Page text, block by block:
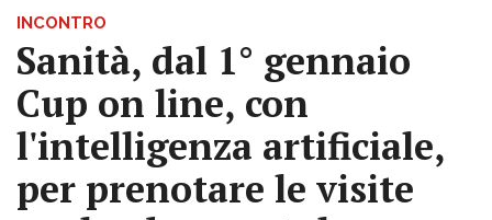
INCONTRO
Sanità, dal 1° gennaio
Cup on line, con
l'intelligenza artificiale,
per prenotare le visite